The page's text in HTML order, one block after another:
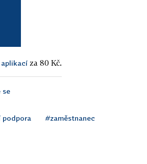
aplikací za 80 Kč.
se
#zaměstnanec